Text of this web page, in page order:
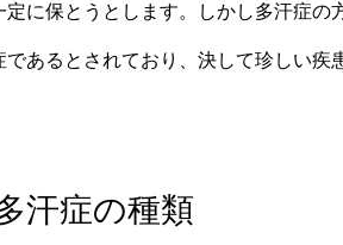
定に保とうとします。しかし多汗症
であるとされており、決して珍しい疾
汗症の種類